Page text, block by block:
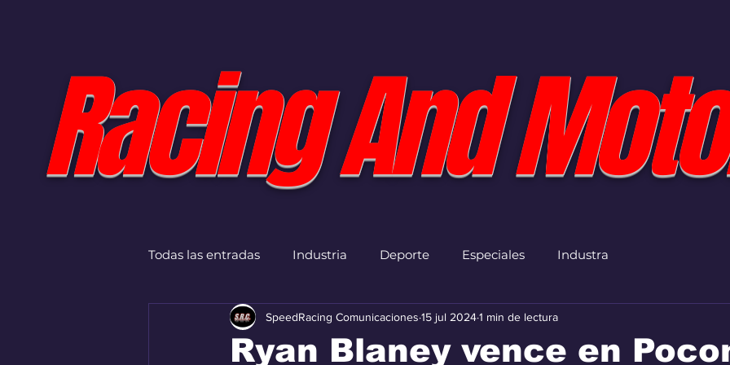
Racing And
Todas las entradas Industria Deporte Especiales Industra
Ryan Blaney vence en
SpeedRacing Comunicaciones 15 jul 20241 min de lectura